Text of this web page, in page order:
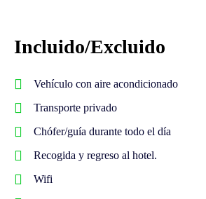
Incluido/Excluido
Vehículo con aire acondicionado
Transporte privado
Chófer/guía durante todo el día
Recogida y regreso al hotel.
Wifi